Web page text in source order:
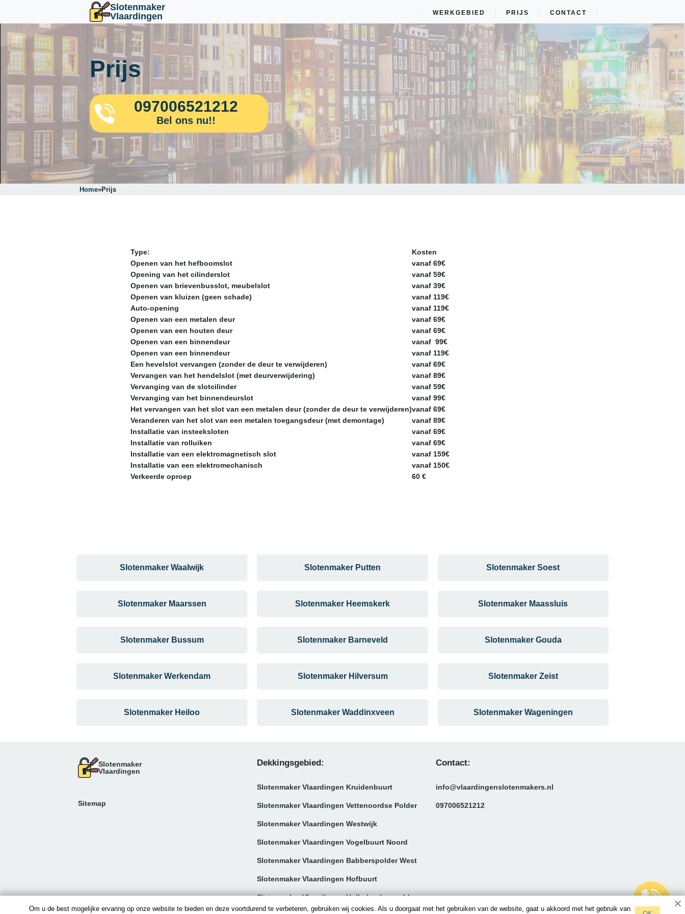
Slotenmaker
Vlaardingen
WERKGEBIED PRIJS CONTACT
Prijs
097006521212
Bel ons nu!!
Home»Prijs
Type:
Kosten
Openen van het hefboomslot
vanaf 69€
Opening van het cilinderslot
vanaf 59€
Openen van brievenbusslot, meubelslot
vanaf 39€
Openen van kluizen (geen schade)
vanaf 119€
Auto-opening
vanaf 119€
Openen van een metalen deur
vanaf 69€
Openen van een houten deur
vanaf 69€
Openen van een binnendeur
vanaf 99€
Openen van een binnendeur
vanaf 119€
Een hevelslot vervangen (zonder de deur te verwijderen)
vanaf 69€
Vervangen van het hendelslot (met deurverwijdering)
vanaf 89€
Vervanging van de slotcilinder
vanaf 59€
Vervanging van het binnendeurslot
vanaf 99€
Het vervangen van het slot van een metalen deur (zonder de deur te verwijderen)vanaf 69€
Veranderen van het slot van een metalen toegangsdeur (met demontage)
vanaf 89€
Installatie van insteeksloten
vanaf 69€
Installatie van rolluiken
vanaf 69€
Installatie van een elektromagnetisch slot
vanaf 159€
Installatie van een elektromechanisch
vanaf 150€
Verkeerde oproep
60 €
Om u de best mogelijke ervaring op onze website te bieden en deze voortdurend te verbeteren, gebruiken wij cookies. Als u doorgaat met het gebruiken van de website, gaat u akkoord met het gebruik van
Slotenmaker Waalwijk Slotenmaker Putten Slotenmaker Soest
Slotenmaker Maarssen Slotenmaker Heemskerk Slotenmaker Maassluis
Slotenmaker Bussum Slotenmaker Barneveld Slotenmaker Gouda
Slotenmaker Werkendam Slotenmaker Hilversum Slotenmaker Zeist
Slotenmaker Heiloo Slotenmaker Waddinxveen Slotenmaker Wageningen
Slotenmaker
Vlaardingen
Sitemap
Dekkingsgebied:
Slotenmaker Vlaardingen Kruidenbuurt
Slotenmaker Vlaardingen Vettenoordse Polder
Slotenmaker Vlaardingen Westwijk
Slotenmaker Vlaardingen Vogelbuurt Noord
Slotenmaker Vlaardingen Babberspolder West
Slotenmaker Vlaardingen Hofbuurt
Slotenmaker Vlaardingen Hollerhoekse polder
Contact:
info@vlaardingenslotenmakers.nl
097006521212